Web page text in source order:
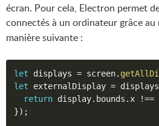
écran. Pour cela, Electron permet
connectés à un ordinateur grâce au
manière suivante :
let displays = screen.
let externalDisplay = displays
return display. bounds .x !==
}) ;